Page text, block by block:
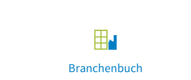
Branchenbuch